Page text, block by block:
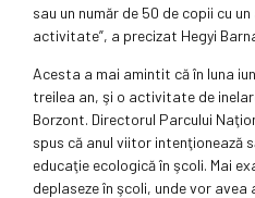
sau un număr de 50 de copii cu
activitate”, a precizat Hegyi
Acesta a mai amintit că în luna
treilea an, şi o activitate de
Borzont. Directorul Parcului
spus că anul viitor intenţionează
educaţie ecologică în şcoli. Mai
deplaseze în şcoli, unde vor